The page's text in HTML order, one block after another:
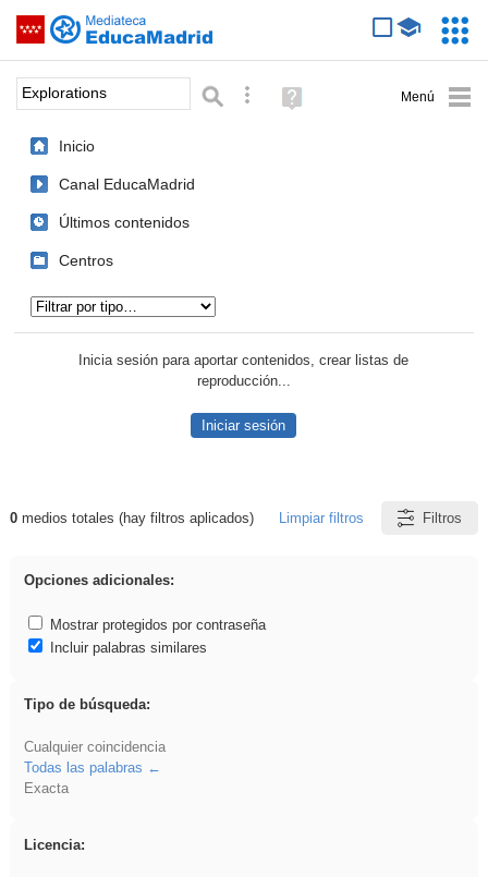
Saltar navegación
Palabra o frase: Búsqueda avanzada
Ayuda
(en
Inicio
Canal EducaMadrid
Últimos contenidos
Centros
Inicia sesión para aportar contenidos, crear listas de
reproducción...
Iniciar sesión
Resultados de: Explorations
0medios totales (hay filtros aplicados) Limpiar filtros Filtros
Opciones adicionales:
Mostrar protegidos por contraseña
Incluir palabras similares
Tipo de búsqueda:
Cualquier coincidencia
Todas las palabras
Exacta
Licencia: